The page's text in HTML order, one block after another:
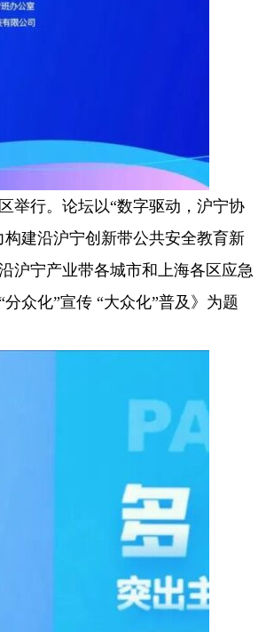
举行。论坛以“数字驱动，沪宁协
建沿沪宁创新带公共安全教育新
沪宁产业带各城市和上海各区应急
众化”宣传 “大众化”普及》为题